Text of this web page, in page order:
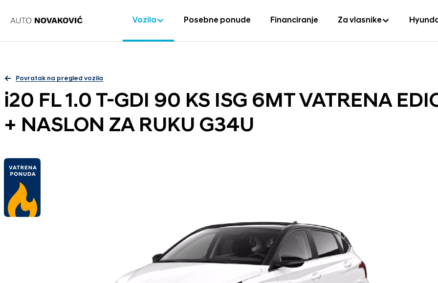
Vozila Posebne ponude Financiranje Za vlasnike
Povratak na pregled vozila
i20 FL 1.0 T-GDI 90 KS ISG 6MT VATRENA
+ NASLON ZA RUKU G34U